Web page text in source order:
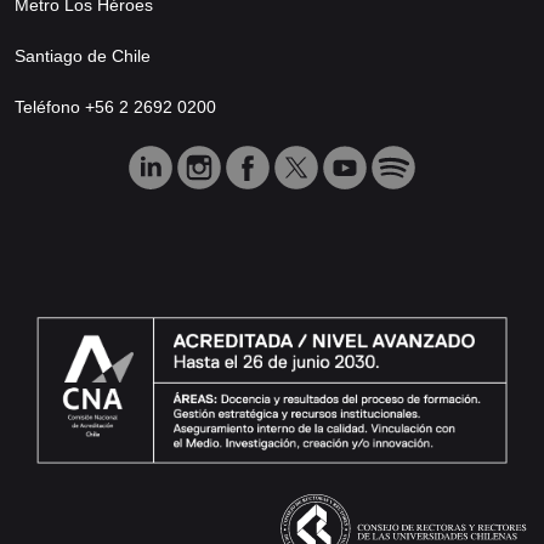
Metro Los Héroes
Santiago de Chile
Teléfono +56 2 2692 0200